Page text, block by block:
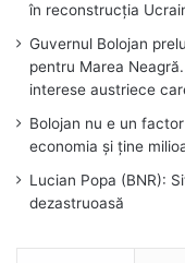
în reconstrucția
Guvernul Bolojan
pentru Marea
interese austriece
Bolojan nu e un
economia și ține
Lucian Popa (BNR):
dezastruoasă